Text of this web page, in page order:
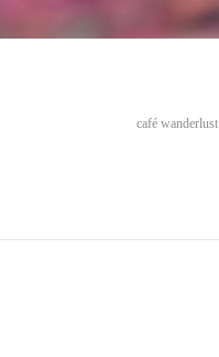
café wanderlust